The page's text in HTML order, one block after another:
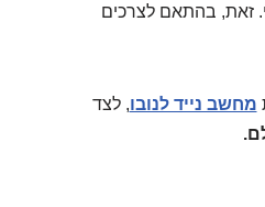
אישי. זאת, בהתאם לצרכים
מחשב נייד לנובו, לצד